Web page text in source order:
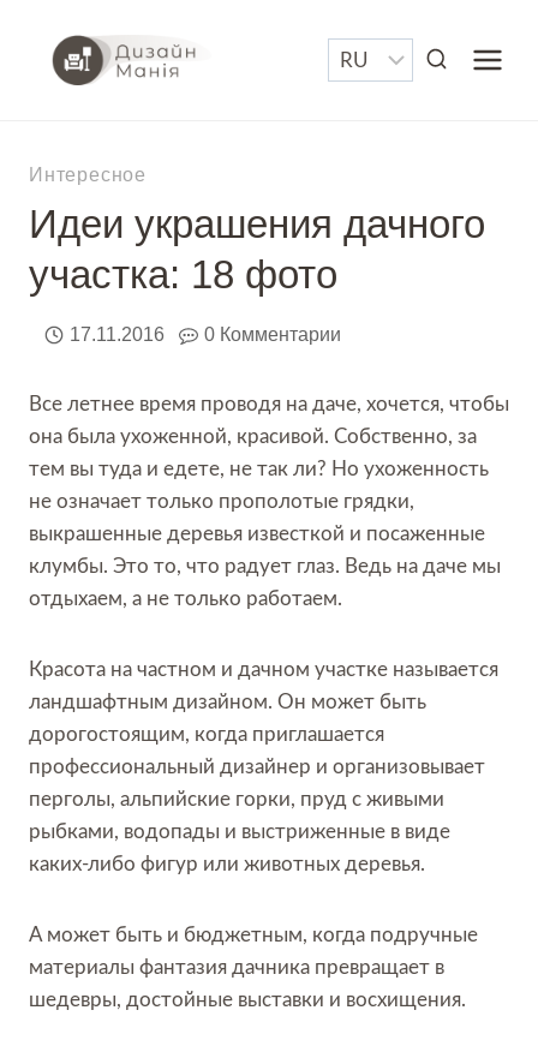
содержимому
Интересное
Идеи украшения дачного
участка: 18 фото
17.11.2016 0 Комментарии
Все летнее время проводя на даче, хочется, чтобы
она была ухоженной, красивой. Собственно, за
тем вы туда и едете, не так ли? Но ухоженность
не означает только прополотые грядки,
выкрашенные деревья известкой и посаженные
клумбы. Это то, что радует глаз. Ведь на даче мы
отдыхаем, а не только работаем.
Красота на частном и дачном участке называется
ландшафтным дизайном. Он может быть
дорогостоящим, когда приглашается
профессиональный дизайнер и организовывает
перголы, альпийские горки, пруд с живыми
рыбками, водопады и выстриженные в виде
каких-либо фигур или животных деревья.
А может быть и бюджетным, когда подручные
материалы фантазия дачника превращает в
шедевры, достойные выставки и восхищения.